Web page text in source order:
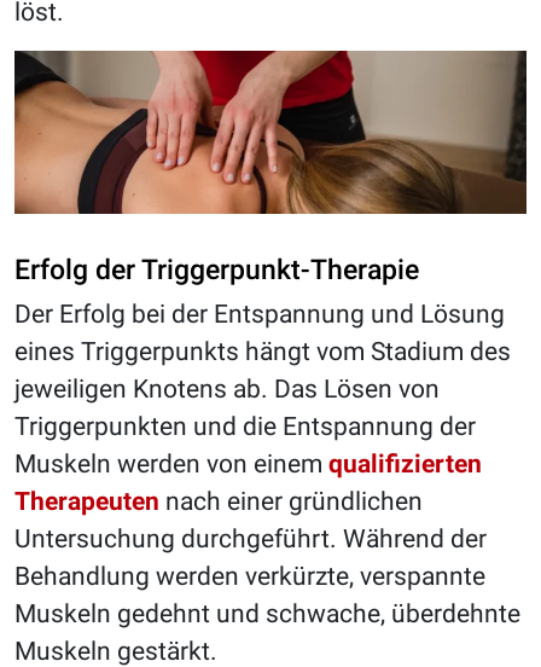
löst.
Erfolg der Triggerpunkt-Therapie
Der Erfolg bei der Entspannung und Lösung
eines Triggerpunkts hängt vom Stadium des
jeweiligen Knotens ab. Das Lösen von
Triggerpunkten und die Entspannung der
Muskeln werden von einem qualifizierten
Therapeuten nach einer gründlichen
Untersuchung durchgeführt. Während der
Behandlung werden verkürzte, verspannte
Muskeln gedehnt und schwache, überdehnte
Muskeln gestärkt.